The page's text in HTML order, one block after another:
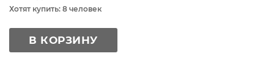
Хотят купить: 8 человек
В КОРЗИНУ